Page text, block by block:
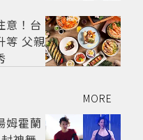
意！台
等 父親
MORE
姆霍蘭